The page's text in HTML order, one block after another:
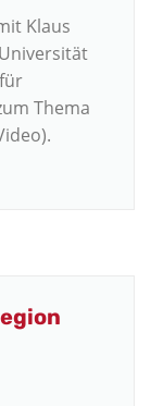
Klaus
Thema